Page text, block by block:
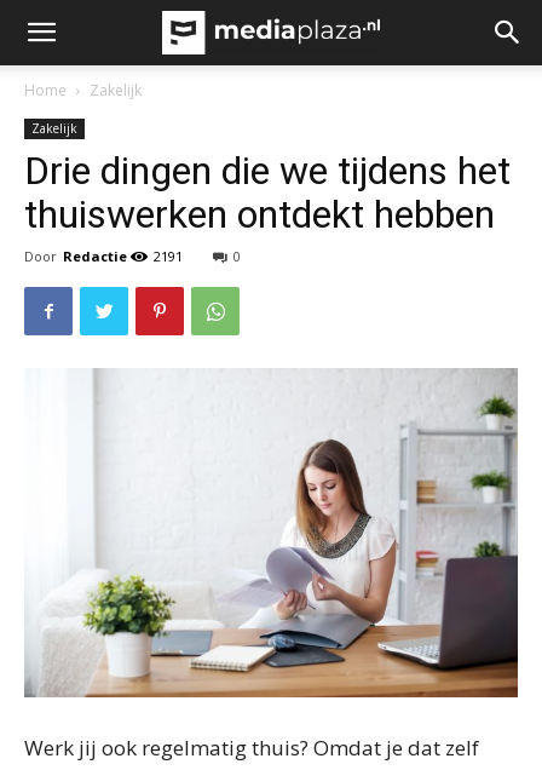
Home Zakelijk
Zakelijk
Drie dingen die we tijdens het
thuiswerken ontdekt hebben
Door Redactie 2191 0
Werk jij ook regelmatig thuis? Omdat je dat zelf